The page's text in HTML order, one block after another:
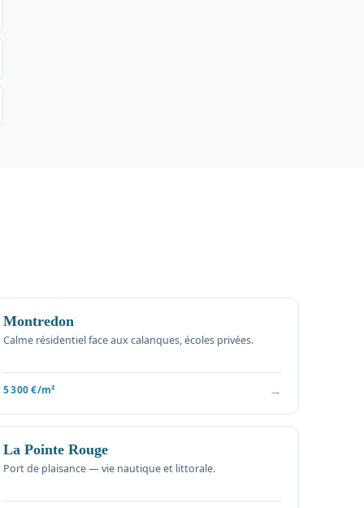
Montredon
Calme résidentiel face aux calanques, écoles privées.
5 300 €/m² →
La Pointe Rouge
Port de plaisance — vie nautique et littorale.